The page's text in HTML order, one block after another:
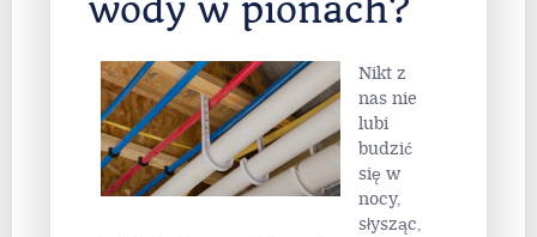
wody w pionach?
Nikt z
nas nie
lubi
budzić
się w
nocy,
słysząc,